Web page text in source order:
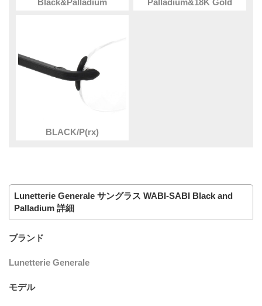
Black&Palladium Palladium&18K Gold
BLACK/P(rx)
Lunetterie Generale サングラス WABI-SABI Black and
Palladium 詳細
ブランド
Lunetterie Generale
モデル